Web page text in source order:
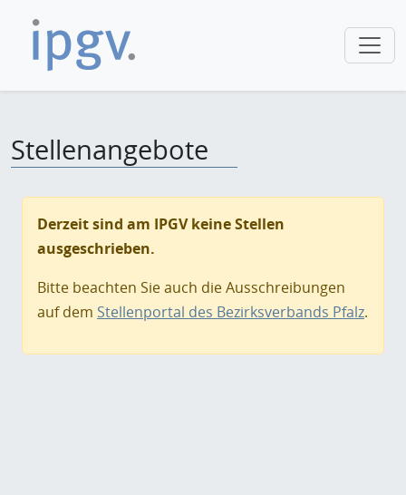
Stellenangebote
Derzeit sind am IPGV keine Stellen
ausgeschrieben.
Bitte beachten Sie auch die Ausschreibungen
auf dem Stellenportal des Bezirksverbands Pfalz.